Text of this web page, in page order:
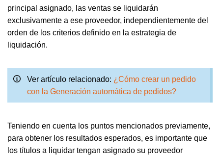
principal asignado, las ventas se liquidarán
exclusivamente a ese proveedor, independientemente del
orden de los criterios definido en la estrategia de
liquidación.
Ver artículo relacionado: ¿Cómo crear un pedido
con la Generación automática de pedidos?
Teniendo en cuenta los puntos mencionados previamente,
para obtener los resultados esperados, es importante que
los títulos a liquidar tengan asignado su proveedor